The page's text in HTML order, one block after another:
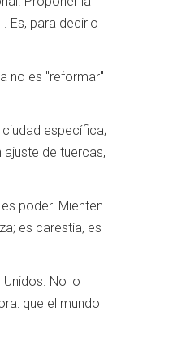
Es, para decirlo
no es "reformar"
específica;
de tuercas,
poder. Mienten.
es carestía, es
No lo
que el mundo